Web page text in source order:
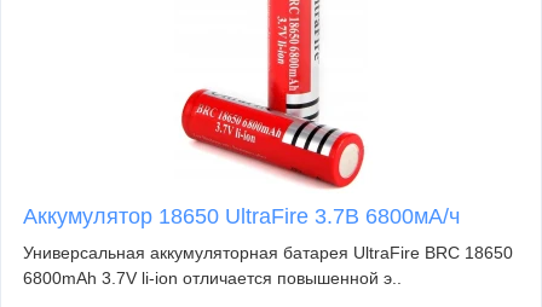
Аккумулятор 18650 UltraFire 3.7В 6800мА/ч
Универсальная аккумуляторная батарея UltraFire BRC 18650
6800mAh 3.7V li-ion отличается повышенной э..